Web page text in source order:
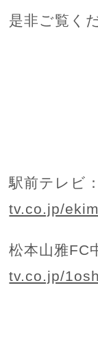
是非ご覧く
駅前テレビ：
tv.co.jp/
松本山雅FC
tv.co.jp/